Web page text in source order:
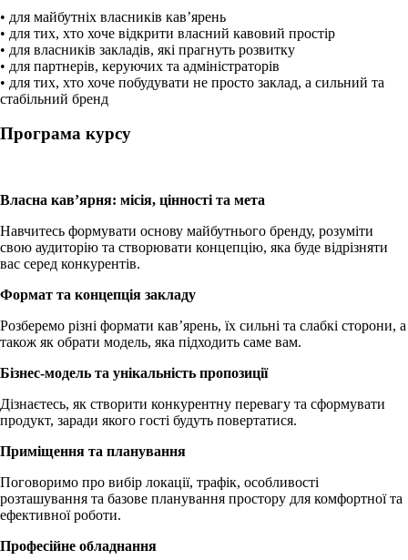
• для майбутніх власників кав’ярень
• для тих, хто хоче відкрити власний кавовий простір
• для власників закладів, які прагнуть розвитку
• для партнерів, керуючих та адміністраторів
• для тих, хто хоче побудувати не просто заклад, а сильний та
стабільний бренд
Програма курсу
Власна кав’ярня: місія, цінності та мета
Навчитесь формувати основу майбутнього бренду, розуміти
свою аудиторію та створювати концепцію, яка буде відрізняти
вас серед конкурентів.
Формат та концепція закладу
Розберемо різні формати кав’ярень, їх сильні та слабкі сторони, а
також як обрати модель, яка підходить саме вам.
Бізнес-модель та унікальність пропозиції
Дізнаєтесь, як створити конкурентну перевагу та сформувати
продукт, заради якого гості будуть повертатися.
Приміщення та планування
Поговоримо про вибір локації, трафік, особливості
розташування та базове планування простору для комфортної та
ефективної роботи.
Професійне обладнання